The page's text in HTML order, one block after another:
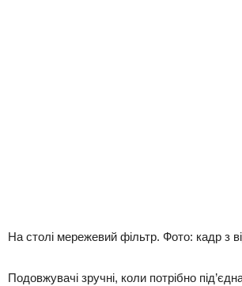
На столі мережевий фільтр. Фото: кадр з
Подовжувачі зручні, коли потрібно